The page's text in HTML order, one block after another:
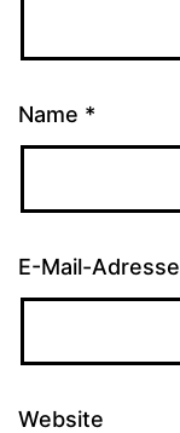
Name *
E-Mail-Adresse
Website